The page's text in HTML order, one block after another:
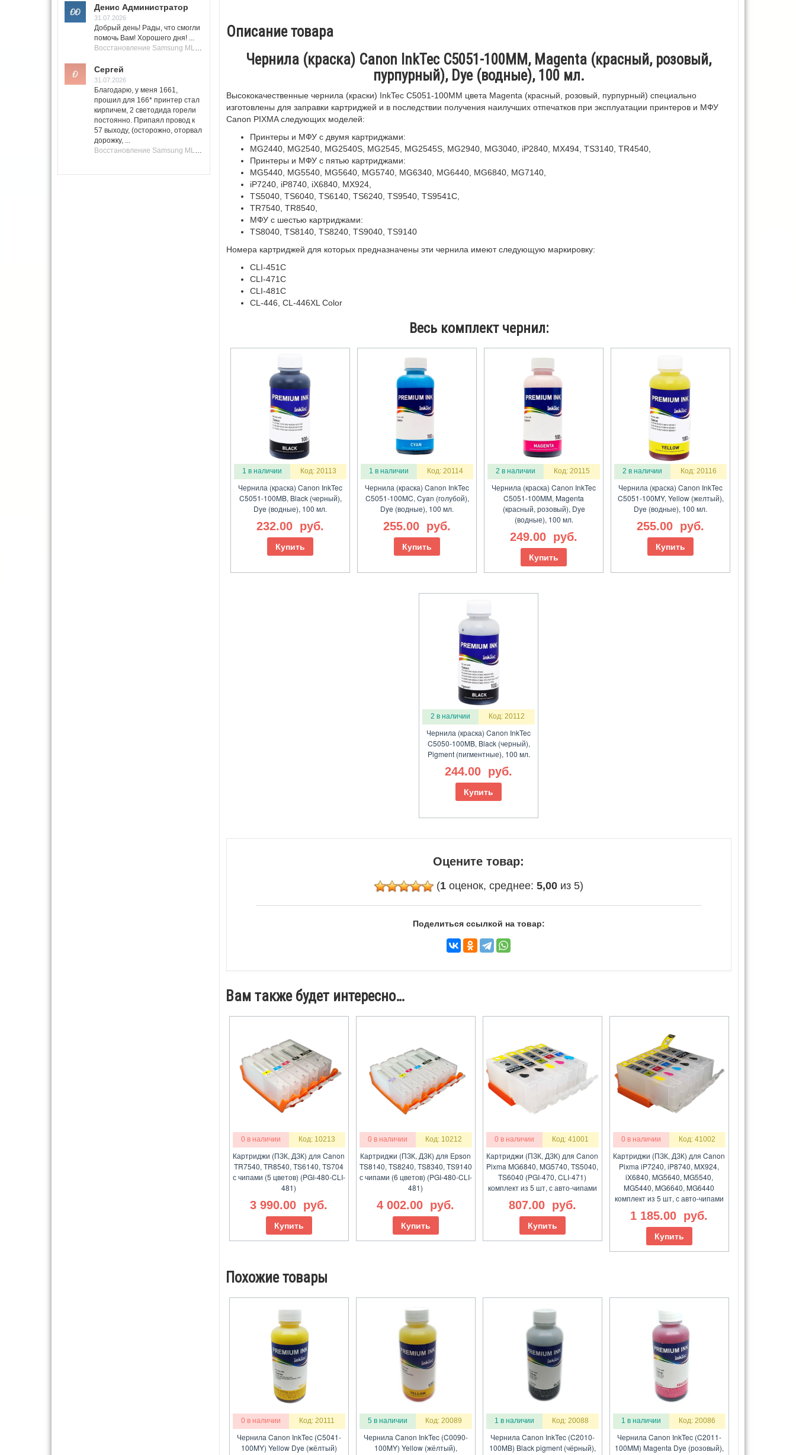
Денис Администратор
31.07.2026
Добрый день! Рады, что смогли
помочь Вам! Хорошего дня! ...
Восстановление Samsung ML-1661, ML-1666 после не удачной прошивки.
Сергей
31.07.2026
Благодарю, у меня 1661,
прошил для 166* принтер стал
кирпичем, 2 светодида горели
постоянно. Припаял провод к
57 выходу, (осторожно, оторвал
дорожку, ...
Восстановление Samsung ML-1661, ML-1666 после не удачной прошивки.
Описание товара
Чернила (краска) Canon InkTec C5051-100MM, Magenta (красный, розовый,
пурпурный), Dye (водные), 100 мл.
Высококачественные чернила (краски) InkTec C5051-100MM цвета Magenta (красный, розовый, пурпурный) специально
изготовлены для заправки картриджей и в последствии получения наилучших отпечатков при эксплуатации принтеров и МФУ
Canon PIXMA следующих моделей:
Принтеры и МФУ с двумя картриджами:
MG2440, MG2540, MG2540S, MG2545, MG2545S, MG2940, MG3040, iP2840, MX494, TS3140, TR4540,
Принтеры и МФУ с пятью картриджами:
MG5440, MG5540, MG5640, MG5740, MG6340, MG6440, MG6840, MG7140,
iP7240, iP8740, iX6840, MX924,
TS5040, TS6040, TS6140, TS6240, TS9540, TS9541C,
TR7540, TR8540,
МФУ с шестью картриджами:
TS8040, TS8140, TS8240, TS9040, TS9140
Номера картриджей для которых предназначены эти чернила имеют следующую маркировку:
CLI-451C
CLI-471C
CLI-481C
CL-446, CL-446XL Color
Весь комплект чернил:
1 в наличии Код: 20113
Чернила (краска) Canon InkTec
C5051-100MB, Black (черный),
Dye (водные), 100 мл.
232.00 руб.
Купить
1 в наличии Код: 20114
Чернила (краска) Canon InkTec
C5051-100MC, Cyan (голубой),
Dye (водные), 100 мл.
255.00 руб.
Купить
2 в наличии Код: 20115
Чернила (краска) Canon InkTec
C5051-100MM, Magenta
(красный, розовый), Dye
(водные), 100 мл.
249.00 руб.
Купить
2 в наличии Код: 20116
Чернила (краска) Canon InkTec
C5051-100MY, Yellow (желтый),
Dye (водные), 100 мл.
255.00 руб.
Купить
2 в наличии Код: 20112
Чернила (краска) Canon InkTec
C5050-100MB, Black (черный),
Pigment (пигментные), 100 мл.
244.00 руб.
Купить
Оцените товар:
(1оценок, среднее: 5,00из 5)
Поделиться ссылкой на товар:
Вам также будет интересно…
0 в наличии Код: 10213
Картриджи (ПЗК, ДЗК) для Canon
TR7540, TR8540, TS6140, TS704
с чипами (5 цветов) (PGI-480-CLI-
481)
3 990.00 руб.
Купить
0 в наличии Код: 10212
Картриджи (ПЗК, ДЗК) для Epson
TS8140, TS8240, TS8340, TS9140
с чипами (6 цветов) (PGI-480-CLI-
481)
4 002.00 руб.
Купить
0 в наличии Код: 41001
Картриджи (ПЗК, ДЗК) для Canon
Pixma MG6840, MG5740, TS5040,
TS6040 (PGI-470, CLI-471)
комплект из 5 шт, с авто-чипами
807.00 руб.
Купить
0 в наличии Код: 41002
Картриджи (ПЗК, ДЗК) для Canon
Pixma iP7240, iP8740, MX924,
iX6840, MG5640, MG5540,
MG5440, MG6640, MG6440
комплект из 5 шт, с авто-чипами
1 185.00 руб.
Купить
Похожие товары
0 в наличии Код: 20111
Чернила Canon InkTec (C5041-
100MY) Yellow Dye (жёлтый)
5 в наличии Код: 20089
Чернила Canon InkTec (C0090-
100MY) Yellow (жёлтый),
1 в наличии Код: 20088
Чернила Canon InkTec (C2010-
100MB) Black pigment (чёрный),
1 в наличии Код: 20086
Чернила Canon InkTec (C2011-
100MM) Magenta Dye (розовый),